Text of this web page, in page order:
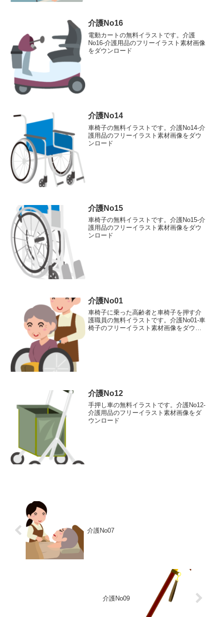
介護No16
電動カートの無料イラストです。介護
No16-介護用品のフリーイラスト素材画像
をダウンロード
介護No14
車椅子の無料イラストです。介護No14-介
護用品のフリーイラスト素材画像をダウ
ンロード
介護No15
車椅子の無料イラストです。介護No15-介
護用品のフリーイラスト素材画像をダウ
ンロード
介護No01
車椅子に乗った高齢者と車椅子を押す介
護職員の無料イラストです。介護No01-車
椅子のフリーイラスト素材画像をダウン
介護No12
手押し車の無料イラストです。介護No12-
介護用品のフリーイラスト素材画像をダ
ウンロード
介護No07
介護No09